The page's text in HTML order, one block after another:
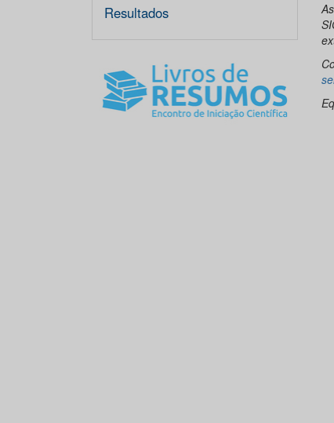
Resultados